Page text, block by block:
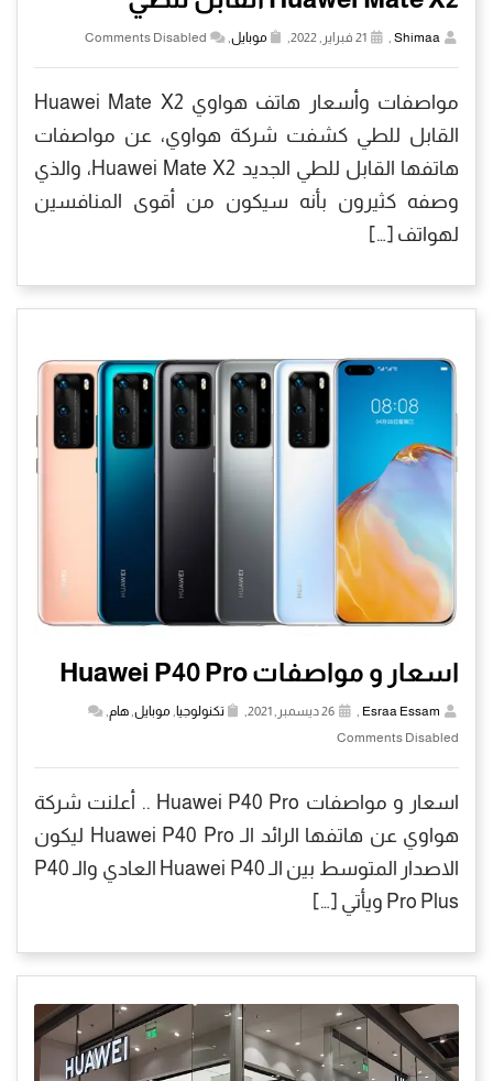
Shimaa موبايل Comments Disabled
مواصفات وأسعار هاتف هواوي Huawei Mate X2
القابل للطي كشفت شركة هواوي، عن مواصفات
هاتفها القابل للطي الجديد Huawei Mate X2، والذي
وصفه كثيرون بأنه سيكون من أقوى المنافسين
لهواتف […]
اسعار و مواصفات Huawei P40 Pro
Esraa Essam تكنولوجيا موبايل هام
Comments Disabled
اسعار و مواصفات Huawei P40 Pro .. أعلنت شركة
هواوي عن هاتفها الرائد الـ Huawei P40 Pro ليكون
الاصدار المتوسط بين الـ Huawei P40 العادي والـ P40
Pro Plus ويأتي […]